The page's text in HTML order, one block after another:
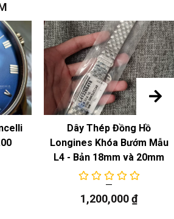
Dây Thép Đồng Hồ
Longines Khóa Bướm Mẫu
L4 - Bản 18mm và 20mm
1,200,000₫